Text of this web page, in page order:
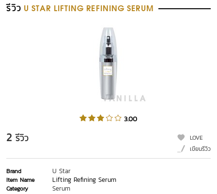
รีวิว U STAR LIFTING REFINING SERUM
3.00
2 รีวิว
LOVE
เขียนรีวิว
Brand U Star
Item Name Lifting Refining Serum
Category Serum